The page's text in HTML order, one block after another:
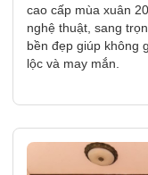
cao cấp mùa xuân
nghệ thuật, sang
bền đẹp giúp không
lộc và may mắn.